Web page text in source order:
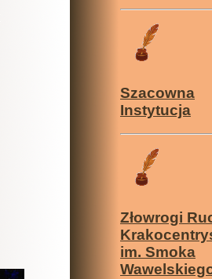
Szacowna
Instytucja
Złowrogi
im. Smoka